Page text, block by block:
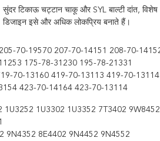
सुंदर टिकाऊ चट्टान चाकू और SYL बाल्टी दांत, विशेष
डिजाइन इसे और अधिक लोकप्रिय बनाते हैं।
70-19570 207-70-14151 208-70-
175-78-31230 195-78-21331
70-13160 419-70-13113 419-70-
423-70-14164 423-70-13114
1U3252 1U3302 1U3352 7T3402
9N4352 8E4402 9N4452 9N4552